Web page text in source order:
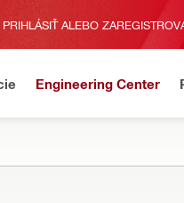
PRIHLÁSIŤ ALEBO
Engineering Center